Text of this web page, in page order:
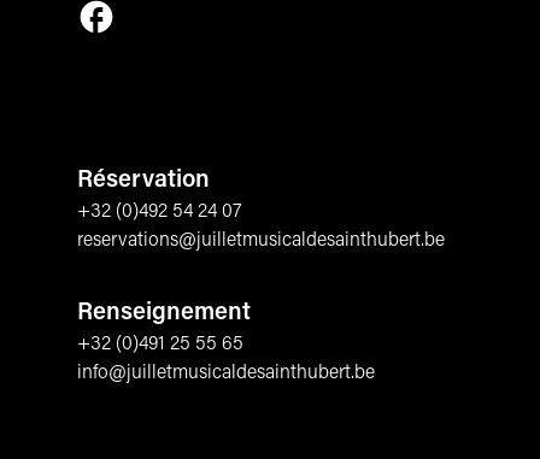
Suivez-nous sur Facebook
Réservation
+32 (0)492 54 24 07
reservations@juilletmusicaldesainthubert.be
Renseignement
+32 (0)491 25 55 65
info@juilletmusicaldesainthubert.be